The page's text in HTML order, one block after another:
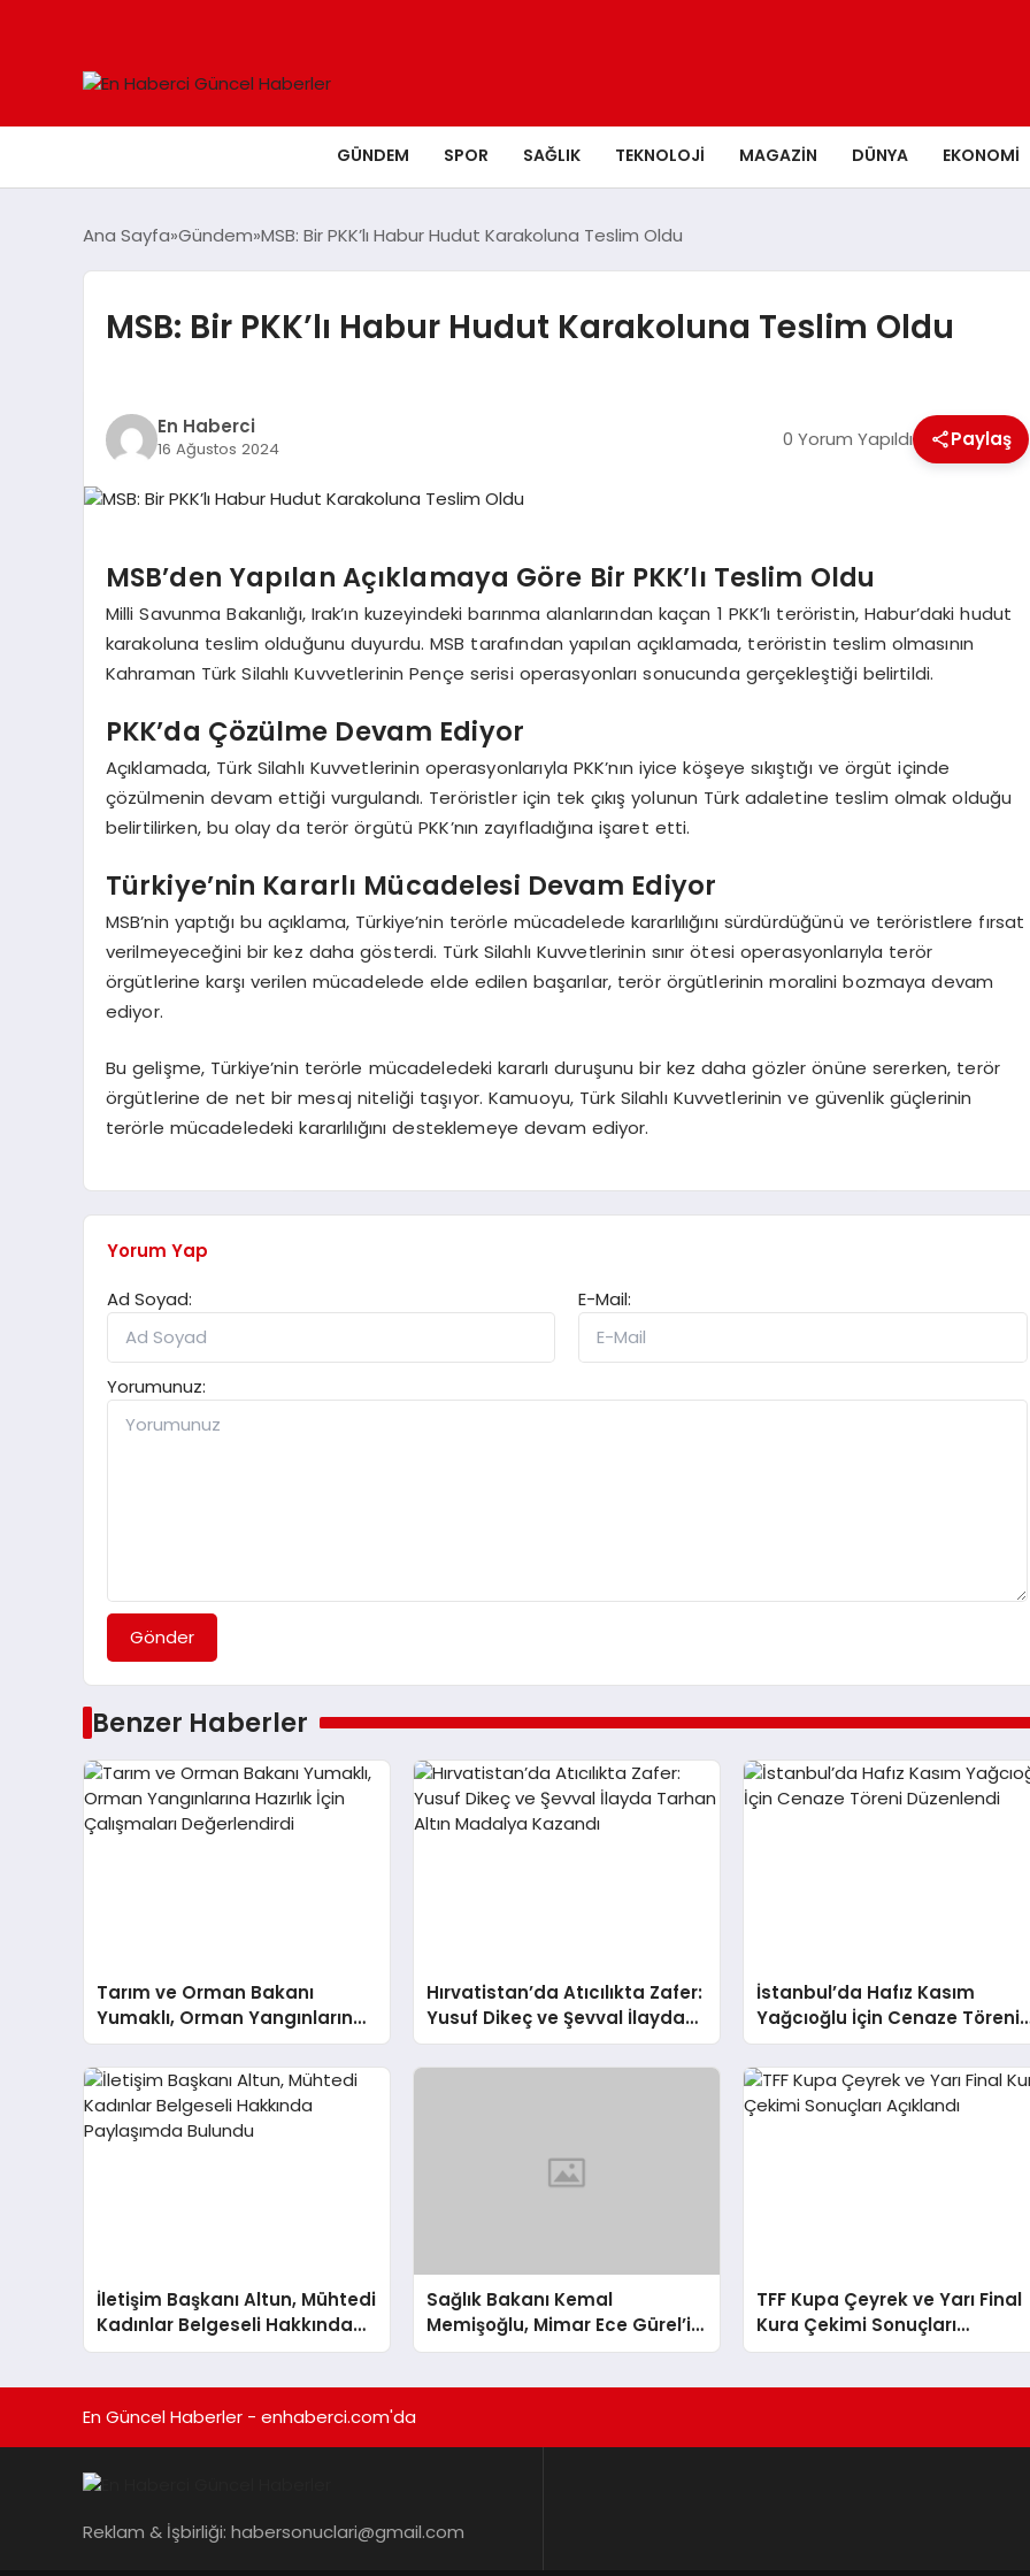
GÜNDEM SPOR SAĞLIK TEKNOLOJI MAGAZIN DÜNYA EKONOMI
Ana Sayfa Gündem MSB: Bir PKK’lı Habur Hudut Karakoluna Teslim Oldu
MSB: Bir PKK’lı Habur Hudut Karakoluna Teslim Oldu
En Haberci
16 Ağustos 2024 0 Yorum Yapıldı Paylaş
MSB’den Yapılan Açıklamaya Göre Bir PKK’lı Teslim Oldu
Milli Savunma Bakanlığı, Irak’ın kuzeyindeki barınma alanlarından kaçan 1 PKK’lı teröristin, Habur’daki hudut
karakoluna teslim olduğunu duyurdu. MSB tarafından yapılan açıklamada, teröristin teslim olmasının
Kahraman Türk Silahlı Kuvvetlerinin Pençe serisi operasyonları sonucunda gerçekleştiği belirtildi.
PKK’da Çözülme Devam Ediyor
Açıklamada, Türk Silahlı Kuvvetlerinin operasyonlarıyla PKK’nın iyice köşeye sıkıştığı ve örgüt içinde
çözülmenin devam ettiği vurgulandı. Teröristler için tek çıkış yolunun Türk adaletine teslim olmak olduğu
belirtilirken, bu olay da terör örgütü PKK’nın zayıfladığına işaret etti.
Türkiye’nin Kararlı Mücadelesi Devam Ediyor
MSB’nin yaptığı bu açıklama, Türkiye’nin terörle mücadelede kararlılığını sürdürdüğünü ve teröristlere fırsat
verilmeyeceğini bir kez daha gösterdi. Türk Silahlı Kuvvetlerinin sınır ötesi operasyonlarıyla terör
örgütlerine karşı verilen mücadelede elde edilen başarılar, terör örgütlerinin moralini bozmaya devam
ediyor.
Bu gelişme, Türkiye’nin terörle mücadeledeki kararlı duruşunu bir kez daha gözler önüne sererken, terör
örgütlerine de net bir mesaj niteliği taşıyor. Kamuoyu, Türk Silahlı Kuvvetlerinin ve güvenlik güçlerinin
terörle mücadeledeki kararlılığını desteklemeye devam ediyor.
Yorum Yap
Ad Soyad:
E-Mail:
Yorumunuz:
Gönder
Benzer Haberler
Tarım ve Orman Bakanı
Yumaklı, Orman Yangınlarına
Hazırlık İçin Çalışmaları
Değerlendirdi
Hırvatistan’da Atıcılıkta Zafer:
Yusuf Dikeç ve Şevval İlayda
Tarhan Altın Madalya Kazandı
İstanbul’da Hafız Kasım
Yağcıoğlu İçin Cenaze Töreni
Düzenlendi
İletişim Başkanı Altun, Mühtedi
Kadınlar Belgeseli Hakkında
Paylaşımda Bulundu
Sağlık Bakanı Kemal
Memişoğlu, Mimar Ece Gürel’in
Kaybıyla İlgili Açıklamada
TFF Kupa Çeyrek ve Yarı Final
Kura Çekimi Sonuçları
Açıklandı
En Güncel Haberler - enhaberci.com'da
Reklam & İşbirliği: habersonuclari@gmail.com